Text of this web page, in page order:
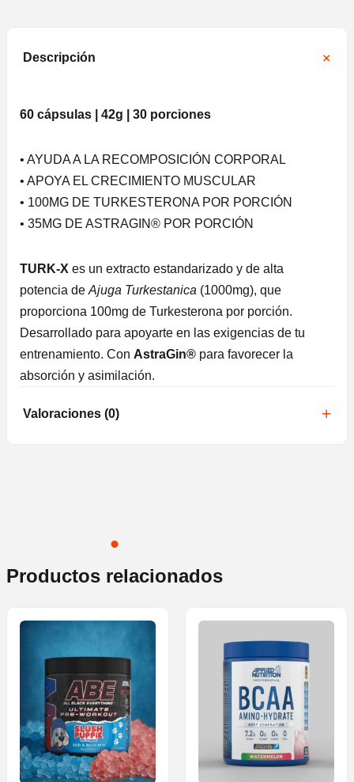
Descripción
60 cápsulas | 42g | 30 porciones
• AYUDA A LA RECOMPOSICIÓN CORPORAL
• APOYA EL CRECIMIENTO MUSCULAR
• 100MG DE TURKESTERONA POR PORCIÓN
• 35MG DE ASTRAGIN® POR PORCIÓN
TURK-X es un extracto estandarizado y de alta
potencia deAjuga Turkestanica (1000mg), que
proporciona 100mg de Turkesterona por porción.
Desarrollado para apoyarte en las exigencias de tu
entrenamiento. Con AstraGin® para favorecer la
absorción y asimilación.
Valoraciones (0)
Productos relacionados